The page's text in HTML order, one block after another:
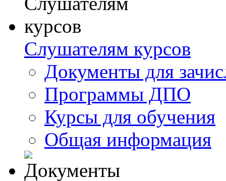
Слушателям курсов
Документы для
Программы ДПО
Курсы для обучения
Общая информация